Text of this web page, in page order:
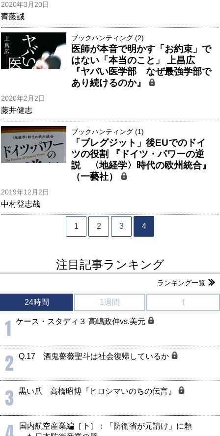
2020年3月20日
齊藤誠
ブックハンティング (2)
医師が本音で明かす「お約束」で
はない「本当のこと」 上昌広
『ヤバい医学部 なぜ最強学部で
あり続けるのか』
2020年2月2日
藤井健志
ブックハンティング (1)
「ブレグジット」後EUでのドイ
ツの役割 『ドイツ・パワーの逆
説 〈地経学〉時代の欧州統合』
（一藝社）
2019年12月2日
中村登志哉
1 2 3 4
注目記事ランキング
ランキング一覧
24時間 1週間 f
1 ケース・スタディ３ 高嶋政伸vs.美元
2 Q.17 酒鬼薔薇聖斗は社会復帰しているか
3 黒い爪 高橋昭博『ヒロシマいのちの伝言』
国内航空産業編［下］：「防衛省が元請け」に頼